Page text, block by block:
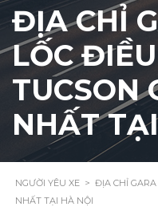
ĐỊA CHỈ
LỐC
TUCSON
NHẤT
NGƯỜI YÊU XE > ĐỊA CHỈ GARA
NHẤT TẠI HÀ NỘI